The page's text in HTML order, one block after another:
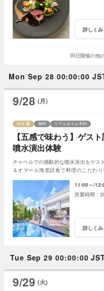
詳しくみ
同日開催の他
Mon Sep 28 00:00:00
9/28 (月)
【五感で味わう】ゲス
噴水演出体験
残席 無料 リアルタイム予約
チャペルでの感動的な噴水演出をゲス
＆オマール海老試食で料理のこだわ
11:00～
3
詳しくみ
Tue Sep 29 00:00:00
9/29 (火)